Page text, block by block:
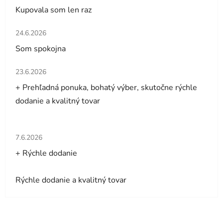
Kupovala som len raz
Hodnotenie obchodu je 5 z 5 hviezdičiek.
24.6.2026
Som spokojna
Hodnotenie obchodu je 5 z 5 hviezdičiek.
23.6.2026
+ Prehľadná ponuka, bohatý výber, skutočne rýchle
dodanie a kvalitný tovar
Hodnotenie obchodu je 5 z 5 hviezdičiek.
7.6.2026
+ Rýchle dodanie
Rýchle dodanie a kvalitný tovar